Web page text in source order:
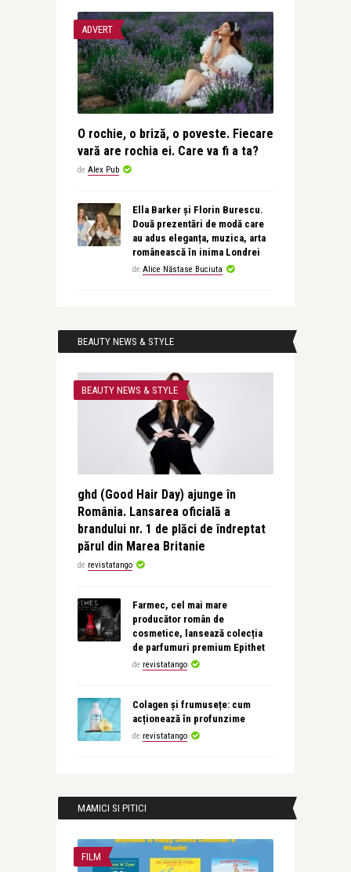
ADVERT
O rochie, o briză, o poveste. Fiecare
vară are rochia ei. Care va fi a ta?
de Alex Pub
Ella Barker și Florin Burescu.
Două prezentări de modă care
au adus eleganța, muzica, arta
românească în inima Londrei
de Alice Năstase Buciuta
BEAUTY NEWS & STYLE
BEAUTY NEWS & STYLE
ghd (Good Hair Day) ajunge în
România. Lansarea oficială a
brandului nr. 1 de plăci de îndreptat
părul din Marea Britanie
de revistatango
Farmec, cel mai mare
producător român de
cosmetice, lansează colecția
de parfumuri premium Epithet
de revistatango
Colagen și frumusețe: cum
acționează în profunzime
de revistatango
MAMICI SI PITICI
FILM